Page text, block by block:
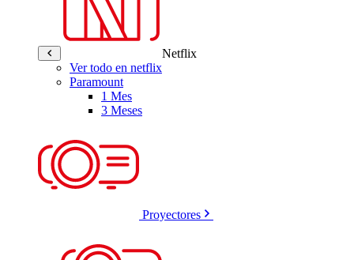
Netflix
Ver todo en netflix
Paramount
1 Mes
3 Meses
Proyectores